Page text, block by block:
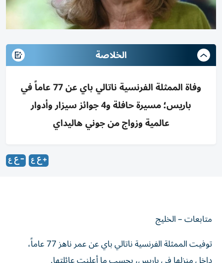
الخلاصة
وفاة الممثلة الفرنسية ناتالي باي عن 77 عاماً في
باريس؛ مسيرة حافلة و4 جوائز سيزار وأدوار
عالمية وزواج من جوني هاليداي
متابعات – الخليج
توفيت الممثلة الفرنسية ناتالي باي عن عمر ناهز 77 عاماً،